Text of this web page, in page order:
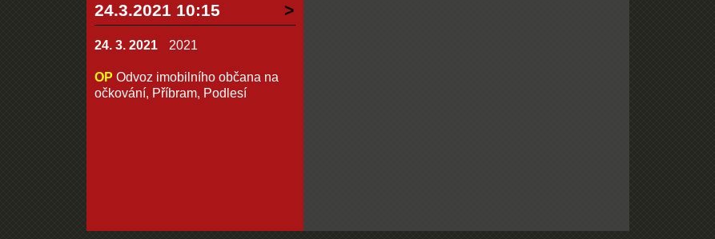
24.3.2021 10:15
24. 3. 2021 2021
OP Odvoz imobilního občana na
očkování, Příbram, Podlesí